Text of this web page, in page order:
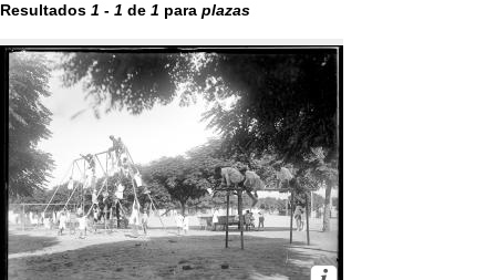
Resultados 1 - 1 de 1 para plazas